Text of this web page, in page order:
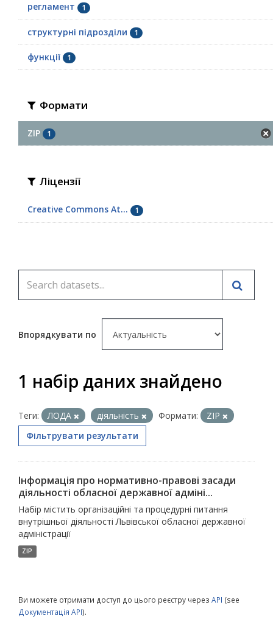
регламент 1
структурні підрозділи 1
функції 1
Формати
ZIP 1
Ліцензії
Creative Commons At... 1
Впорядкувати по
1 набір даних знайдено
Теги: ЛОДА діяльність Формати:
ZIP
Фільтрувати результати
Інформація про нормативно-правові засади
діяльності обласної державної адміні...
Набір містить організаційні та процедурні питання
внутрішньої діяльності Львівської обласної державної
адміністрації
ZIP
Ви можете отримати доступ до цього реєстру через API (see
Документація API).